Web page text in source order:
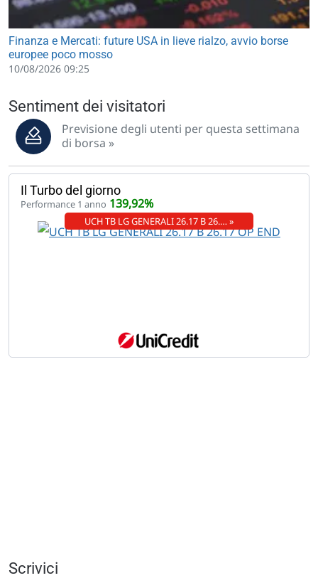
Finanza e Mercati: future USA in lieve rialzo, avvio borse
europee poco mosso
10/08/2026 09:25
Sentiment dei visitatori
Previsione degli utenti per questa settimana
di borsa »
Il Turbo del giorno
Performance 1 anno 139,92%
UCH TB LG GENERALI 26.17 B 26.… »
Scrivici